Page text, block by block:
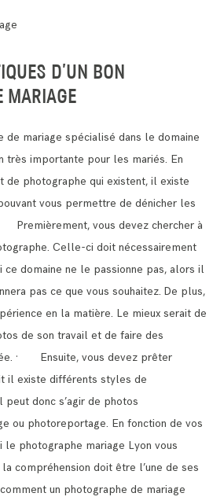
D’UN BON
MARIAGE
de mariage spécialisé dans le domaine
très importante pour les mariés. En
de photographe qui existent, il existe
vous permettre de dénicher les
Premièrement, vous devez chercher à
Celle-ci doit nécessairement
ce domaine ne le passionne pas, alors il
pas ce que vous souhaitez. De plus,
en la matière. Le mieux serait de
de son travail et de faire des
· Ensuite, vous devez prêter
il existe différents styles de
peut donc s’agir de photos
ou photoreportage. En fonction de vos
le photographe mariage Lyon vous
compréhension doit être l’une de ses
un photographe de mariage